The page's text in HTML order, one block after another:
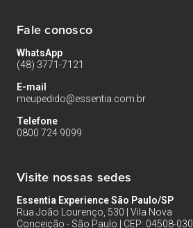
Fale conosco
WhatsApp
(48) 3771-7121
E-mail
meupedido@essentia.com.br
Telefone
0800 724 9099
Visite nossas sedes
Essentia Experience São Paulo/SP
Rua João Lourenço, 530 | Vila Nova
Conceição - São Paulo | CEP: 04508-030